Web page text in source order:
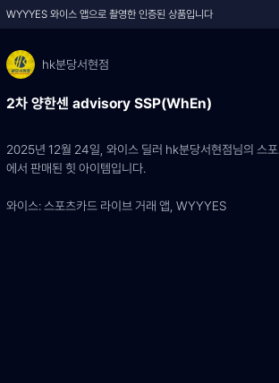
WYYYES 와이스 앱으로 촬영한 인증된 상품입니다
hk분당서현점
2차 양한센 advisory SSP(WhEn)
2025년 12월 24일, 와이스 딜러 hk분당서현점님의 스
에서 판매된 힛 아이템입니다.
와이스: 스포츠카드 라이브 거래 앱, WYYYES